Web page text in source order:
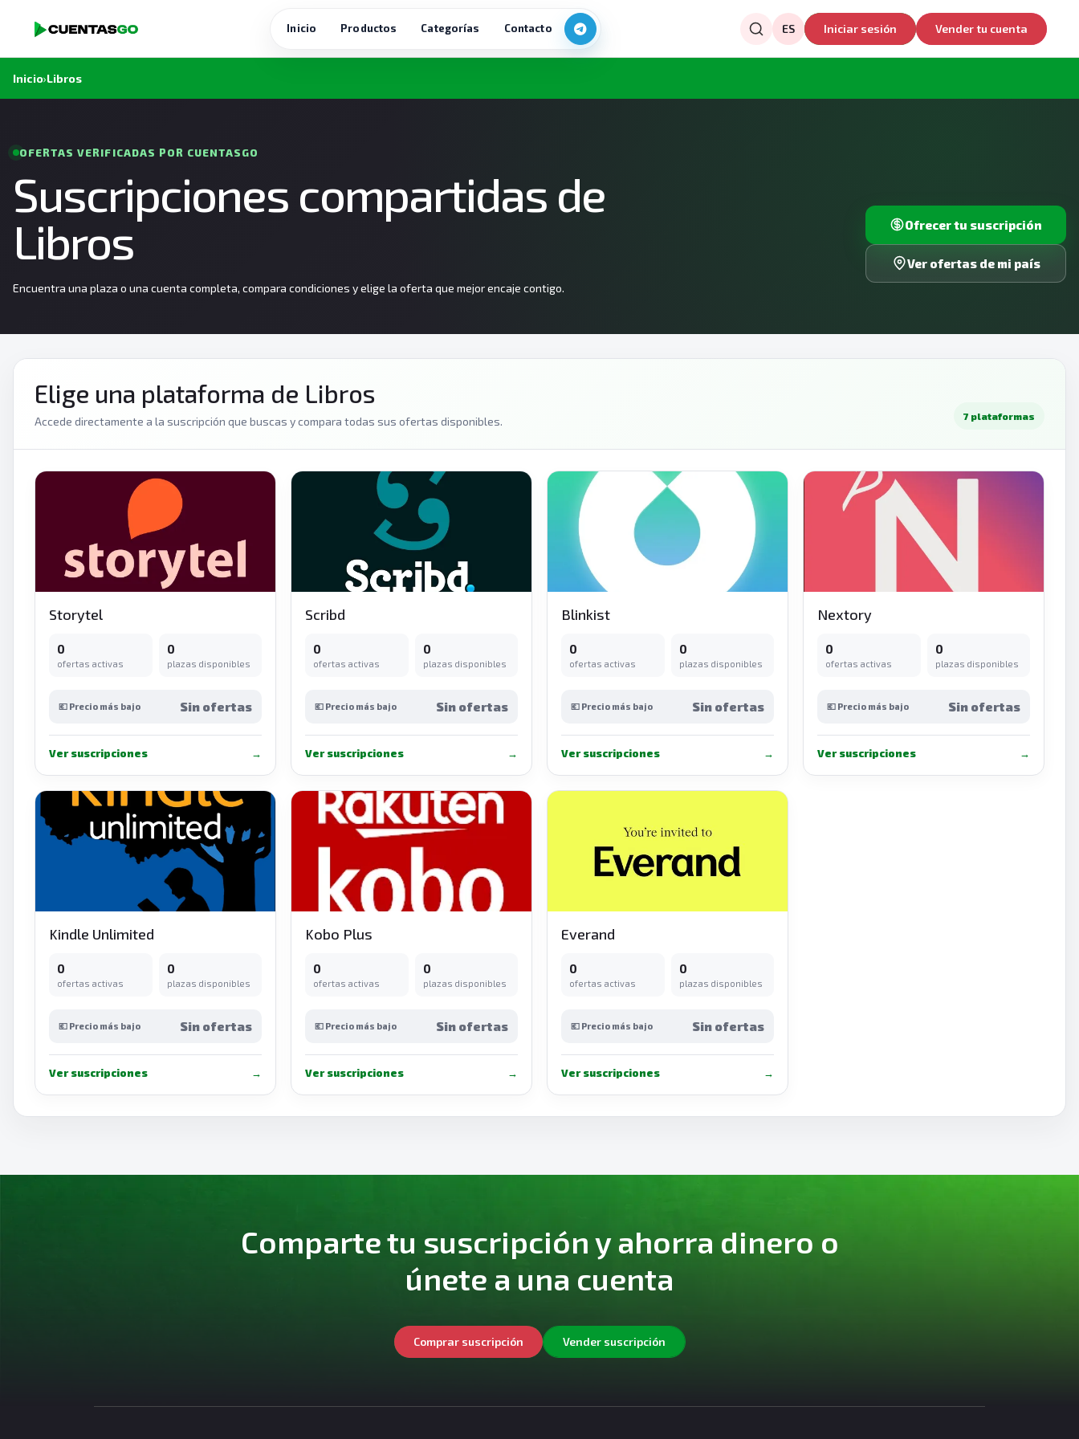
Inicio Productos Categorías Contacto ES Iniciar sesión Vender tu cuenta
Inicio›Libros
OFERTAS VERIFICADAS POR CUENTASGO
Suscripciones compartidas de
Libros
Encuentra una plaza o una cuenta completa, compara condiciones y elige la oferta que mejor encaje contigo.
Ofrecer tu suscripción
Ver ofertas de mi país
Elige una plataforma de Libros
Accede directamente a la suscripción que buscas y compara todas sus ofertas disponibles. 7 plataformas
Storytel
0
ofertas activas
0
plazas disponibles
💶 Precio más bajo Sin ofertas
Ver suscripciones →
Scribd
0
ofertas activas
0
plazas disponibles
💶 Precio más bajo Sin ofertas
Ver suscripciones →
Blinkist
0
ofertas activas
0
plazas disponibles
💶 Precio más bajo Sin ofertas
Ver suscripciones →
Nextory
0
ofertas activas
0
plazas disponibles
💶 Precio más bajo Sin ofertas
Ver suscripciones →
Kindle Unlimited
0
ofertas activas
0
plazas disponibles
💶 Precio más bajo Sin ofertas
Ver suscripciones →
Kobo Plus
0
ofertas activas
0
plazas disponibles
💶 Precio más bajo Sin ofertas
Ver suscripciones →
Everand
0
ofertas activas
0
plazas disponibles
💶 Precio más bajo Sin ofertas
Ver suscripciones →
Comparte tu suscripción y ahorra dinero o
únete a una cuenta
Comprar suscripción Vender suscripción